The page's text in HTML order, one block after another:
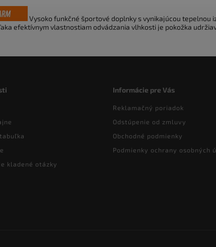
Vysoko funkčné športové doplnky s vynikajúcou tepelnou
efektívnym vlastnostiam odvádzania vlhkosti je pokožka
kladené otázky
Informácie pre Vás
Reklamačný poriadok
Odstúpenie od zmluvy
Obchodné podmienky
Podmienky ochrany osobných